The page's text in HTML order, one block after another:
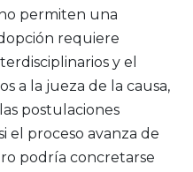
permiten una
requiere
y el
a la jueza de la causa,
postulaciones
el proceso avanza de
podría concretarse